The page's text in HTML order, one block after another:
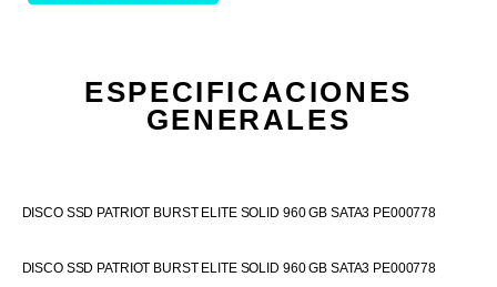
ESPECIFICACIONES
GENERALES
DISCO SSD PATRIOT BURST ELITE SOLID 960 GB SATA3 PE000778
DISCO SSD PATRIOT BURST ELITE SOLID 960 GB SATA3 PE000778